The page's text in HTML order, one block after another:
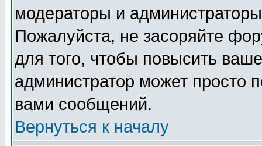
модераторы и
Пожалуйста, не засоряйте
для того, чтобы повысить
администратор может просто
вами сообщений.
Вернуться к началу